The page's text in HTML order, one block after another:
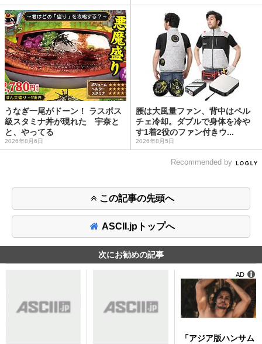
うなぎ一尾がドーン！ ラスボス
級スタミナ丼が現れた 宇奈と
と、やってる
2026年8月6日
腰は大風量ファン、背中はペル
チェ冷却。ダブルで身体を冷や
す1着2役のファン付きウ...
2026年8月5日
Recommended by
この記事の先頭へ
ASCII.jpトップへ
次にお勧めの記事
「アジア版ハンサム
AD